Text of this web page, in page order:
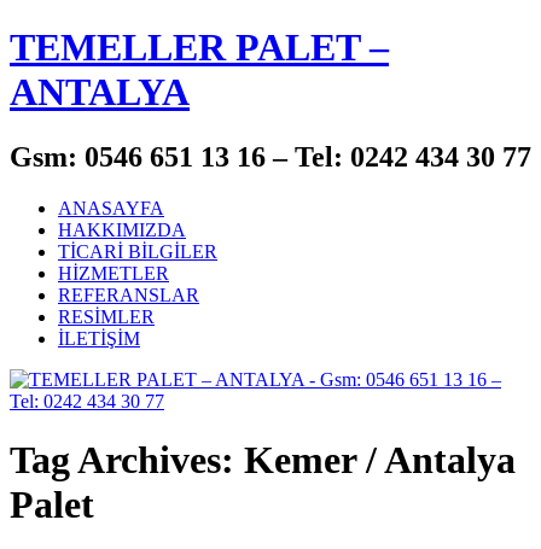
TEMELLER PALET –
ANTALYA
Gsm: 0546 651 13 16 – Tel: 0242 434 30 77
ANASAYFA
HAKKIMIZDA
TİCARİ BİLGİLER
HİZMETLER
REFERANSLAR
RESİMLER
İLETİŞİM
Tag Archives: Kemer / Antalya
Palet